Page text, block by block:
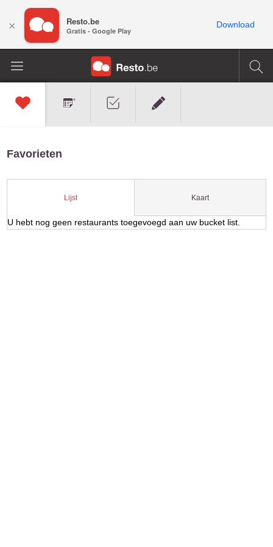
Favorieten
Lijst Kaart
U hebt nog geen restaurants toegevoegd aan uw bucket list.
× Resto.be
Gratis - Google Play
Download